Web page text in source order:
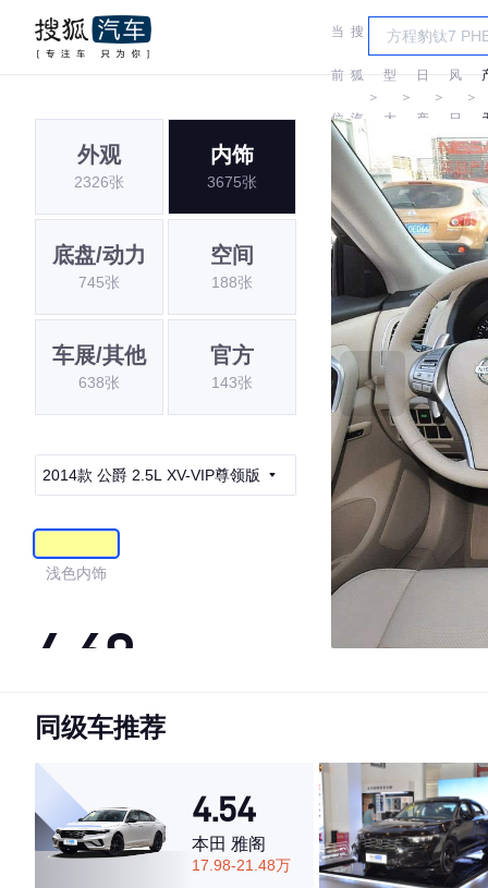
当
前
位
置:
搜
狐
汽
车
＞
车
型
大
全
＞
日
产
＞
东
风
日
产
＞
外观
2326张
内饰
3675张
底盘/动力
745张
空间
188张
车展/其他
638张
官方
143张
2014款 公爵 2.5L XV-VIP尊领版
浅色内饰
4.69
·外观表现一般，低于65%同级车
·空间表现较为优秀，优于71%同级车
同级车推荐
4.54
本田 雅阁
17.98-21.48万